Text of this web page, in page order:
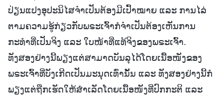
ປ່ຽນແປງອຸປະນິໄສຈຳເປັນຕ້ອງມີເປົ້າໝາຍ ແລະ ການໄລ່
ຕາມຄວາມຮູ້ກ່ຽວກັບພຣະເຈົ້າກໍຈຳເປັນຕ້ອງເຫັນການ
ກະທຳທີ່ເປັນຈິງ ແລະ ໃບໜ້າທີ່ແທ້ຈິງຂອງພຣະເຈົ້າ.
ທັງສອງຢ່າງນີ້ພຽງແຕ່ສາມາດບັນລຸໄດ້ໂດຍເນື້ອໜັງຂອງ
ພຣະເຈົ້າທີ່ບັງເກີດເປັນມະນຸດເທົ່ານັ້ນ ແລະ ທັງສອງຢ່າງນີ້ກໍ
ພຽງແຕ່ຖືກເຮັດໃຫ້ສຳເລັດໂດຍເນື້ອໜັງທີ່ປົກກະຕິ ແລະ